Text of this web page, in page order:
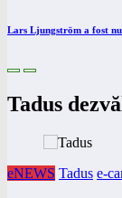
Lars Ljungström a fost
Tadus
eNEWS Tadus e-